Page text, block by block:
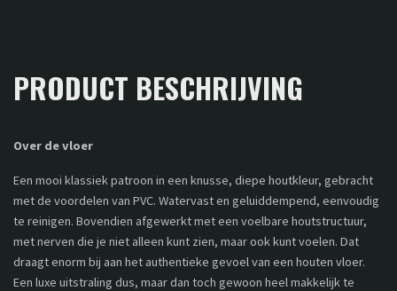
PRODUCT BESCHRIJVING
Over de vloer
Een mooi klassiek patroon in een knusse, diepe houtkleur, gebracht
met de voordelen van PVC. Watervast en geluiddempend, eenvoudig
te reinigen. Bovendien afgewerkt met een voelbare houtstructuur,
met nerven die je niet alleen kunt zien, maar ook kunt voelen. Dat
draagt enorm bij aan het authentieke gevoel van een houten vloer.
Een luxe uitstraling dus, maar dan toch gewoon heel makkelijk te